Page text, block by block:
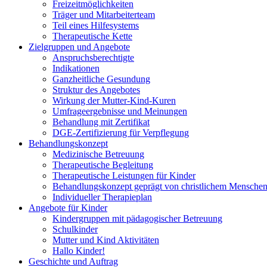
Freizeitmöglichkeiten
Träger und Mitarbeiterteam
Teil eines Hilfesystems
Therapeutische Kette
Zielgruppen und Angebote
Anspruchsberechtigte
Indikationen
Ganzheitliche Gesundung
Struktur des Angebotes
Wirkung der Mutter-Kind-Kuren
Umfrageergebnisse und Meinungen
Behandlung mit Zertifikat
DGE-Zertifizierung für Verpflegung
Behandlungskonzept
Medizinische Betreuung
Therapeutische Begleitung
Therapeutische Leistungen für Kinder
Behandlungskonzept geprägt von christlichem
Individueller Therapieplan
Angebote für Kinder
Kindergruppen mit pädagogischer Betreuung
Schulkinder
Mutter und Kind Aktivitäten
Hallo Kinder!
Geschichte und Auftrag